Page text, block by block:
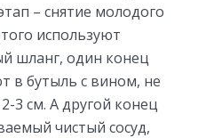
– снятие молодого
используют
шланг, один конец
в бутыль с вином, не
3 см. А другой конец
чистый сосуд,